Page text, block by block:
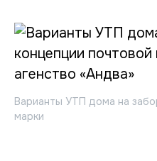
Варианты УТП дома на
марки